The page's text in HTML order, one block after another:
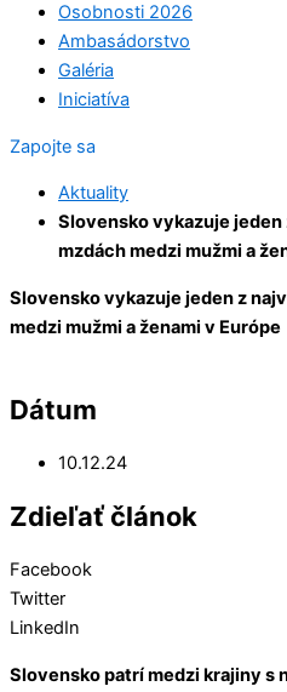
Osobnosti 2026
Ambasádorstvo
Galéria
Iniciatíva
Zapojte sa
Aktuality
Slovensko vykazuje
mzdách medzi mužmi a
Slovensko vykazuje jeden z
medzi mužmi a ženami v Európe
Dátum
10.12.24
Zdieľať článok
Facebook
Twitter
LinkedIn
Slovensko patrí medzi krajiny s